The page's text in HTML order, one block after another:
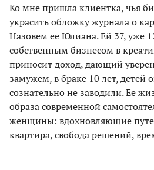
Ко мне пришла клиентка, чья
украсить обложку журнала о
Назовем ее Юлиана. Ей 37, уже
собственным бизнесом в
приносит доход, дающий
замужем, в браке 10 лет, детей
сознательно не заводили. Ее
образа современной
женщины: вдохновляющие
квартира, свобода решений,